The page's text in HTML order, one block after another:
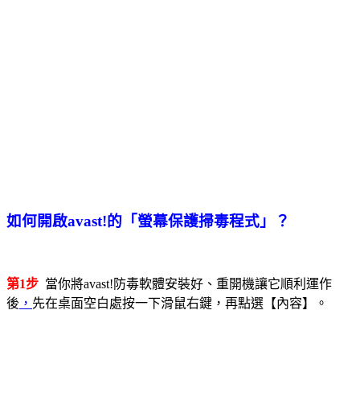
如何開啟avast!的「螢幕保護掃毒程式」？
第1步 當你將avast!防毒軟體安裝好、重開機讓它順利運作
後 ， 先在桌面空白處按一下滑鼠右鍵，再點選【內容】。